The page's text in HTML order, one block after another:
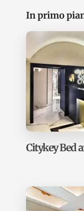
laterale
primaria
In primo
Citykey Bed